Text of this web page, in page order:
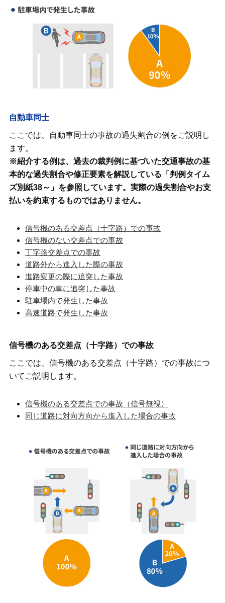
自動車同士
ここでは、自動車同士の事故の過失割合の例をご説明し
ます。
※紹介する例は、過去の裁判例に基づいた交通事故の基
本的な過失割合や修正要素を解説している「判例タイム
ズ別紙38～」を参照しています。実際の過失割合やお支
払いを約束するものではありません。
信号機のある交差点（十字路）での事故
信号機のない交差点での事故
丁字路交差点での事故
道路外から進入した際の事故
進路変更の際に追突した事故
停車中の車に追突した事故
駐車場内で発生した事故
高速道路で発生した事故
信号機のある交差点（十字路）での事故
ここでは、信号機のある交差点（十字路）での事故につ
いてご説明します。
信号機のある交差点での事故（信号無視）
同じ道路に対向方向から進入した場合の事故